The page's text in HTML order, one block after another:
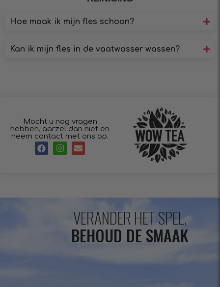
Hoe maak ik mijn fles schoon?
Kan ik mijn fles in de vaatwasser wassen?
Mocht u nog vragen
hebben, aarzel dan niet en
neem contact met ons op.
VERANDER HET SPEL,
BEHOUD DE SMAAK